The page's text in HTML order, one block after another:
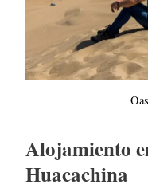
Alojamiento
Huacachina